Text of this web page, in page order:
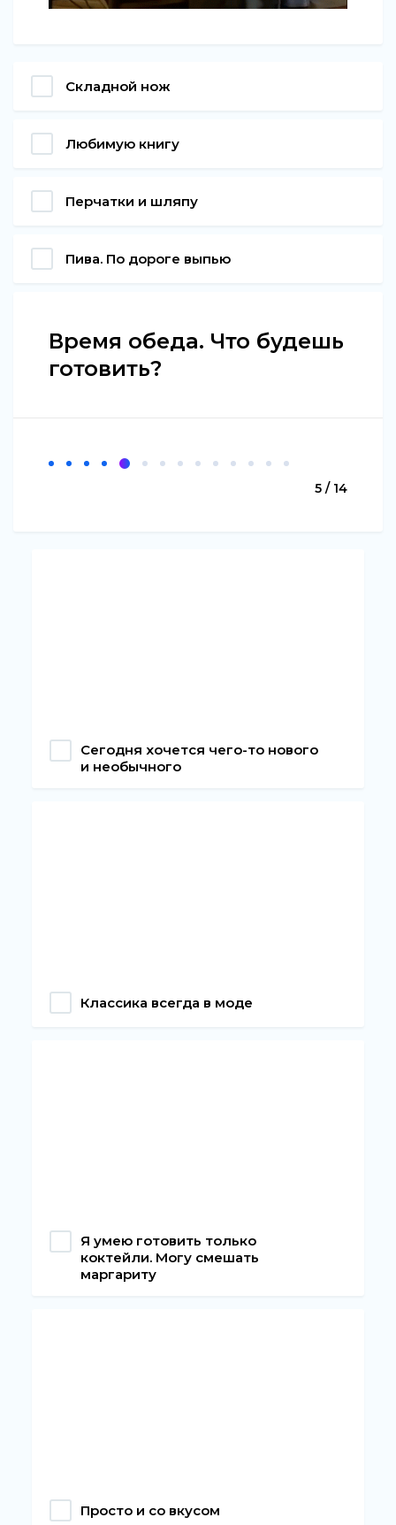
Складной нож
Любимую книгу
Перчатки и шляпу
Пива. По дороге выпью
Время обеда. Что будешь
готовить?
5 / 14
Сегодня хочется чего-то нового
и необычного
Классика всегда в моде
Я умею готовить только
коктейли. Могу смешать
маргариту
Просто и со вкусом